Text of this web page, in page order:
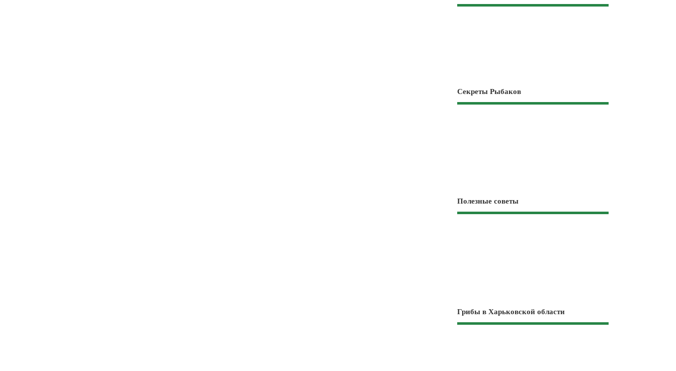
Секреты Рыбаков
Полезные советы
Грибы в Харьковской области